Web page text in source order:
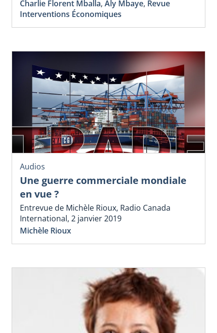
Charlie Florent Mballa, Aly Mbaye, Revue
Interventions Économiques
Audios
Une guerre commerciale mondiale
en vue ?
Entrevue de Michèle Rioux, Radio Canada
International, 2 janvier 2019
Michèle Rioux